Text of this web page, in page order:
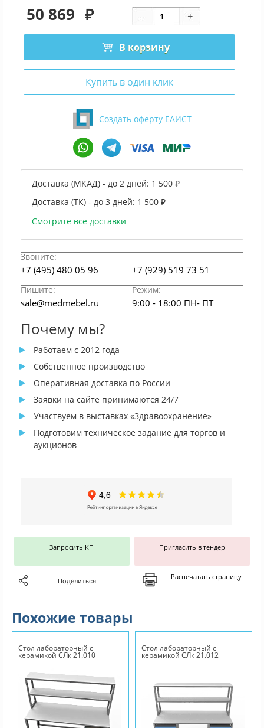
50 869 ₽
В корзину
Купить в один клик
Создать оферту ЕАИСТ
Доставка (МКАД) - до 2 дней: 1 500 ₽
Доставка (ТК) - до 3 дней: 1 500 ₽
Смотрите все доставки
Звоните:
+7 (495) 480 05 96 +7 (929) 519 73 51
Пишите: Режим:
sale@medmebel.ru 9:00 - 18:00 ПН- ПТ
Почему мы?
Работаем с 2012 года
Собственное производство
Оперативная доставка по России
Заявки на сайте принимаются 24/7
Участвуем в выставках «Здравоохранение»
Подготовим техническое задание для торгов и
аукционов
Запросить КП Пригласить в тендер
Поделиться Распечатать страницу
Похожие товары
Стол лабораторный с
керамикой СЛк 21.010
Стол лабораторный с
керамикой СЛк 21.012